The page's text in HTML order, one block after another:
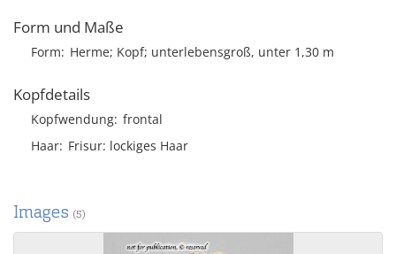
Form und Maße
Form Herme; Kopf; unterlebensgroß, unter 1,30 m
Kopfdetails
Kopfwendung frontal
Haar Frisur lockiges Haar
Images (5)